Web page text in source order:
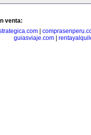
venta:
guiasviaje.com|